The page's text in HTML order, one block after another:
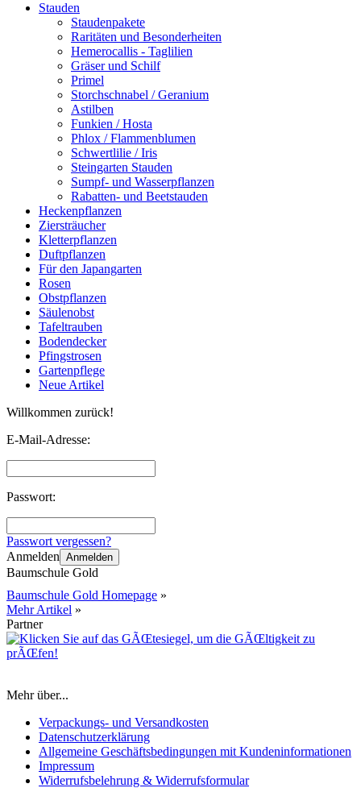
Stauden
Staudenpakete
Raritäten und Besonderheiten
Hemerocallis - Taglilien
Gräser und Schilf
Primel
Storchschnabel / Geranium
Astilben
Funkien / Hosta
Phlox / Flammenblumen
Schwertlilie / Iris
Steingarten Stauden
Sumpf- und Wasserpflanzen
Rabatten- und Beetstauden
Heckenpflanzen
Ziersträucher
Kletterpflanzen
Duftpflanzen
Für den Japangarten
Rosen
Obstpflanzen
Säulenobst
Tafeltrauben
Bodendecker
Pfingstrosen
Gartenpflege
Neue Artikel
Willkommen zurück!
E-Mail-Adresse:
Passwort:
Passwort vergessen?
Anmelden Anmelden
Baumschule Gold
Baumschule Gold Homepage »
Mehr Artikel »
Partner
Mehr über...
Verpackungs- und Versandkosten
Datenschutzerklärung
Allgemeine Geschäftsbedingungen mit Kundeninformationen
Impressum
Widerrufsbelehrung & Widerrufsformular